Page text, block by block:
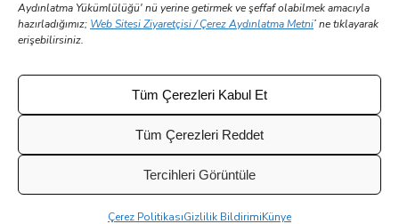
Aydınlatma Yükümlülüğü' nü yerine getirmek ve şeffaf olabilmek amacıyla
hazırladığımız; Web Sitesi Ziyaretçisi / Çerez Aydınlatma Metni’ ne tıklayarak
erişebilirsiniz.
Tüm Çerezleri Kabul Et
Tüm Çerezleri Reddet
Tercihleri Görüntüle
Çerez PolitikasıGizlilik BildirimiKünye
Trakya Teknopark Ofisi
Trakya Üniversitesi Ayşe Kadın Yerleşkesi
Merkez – Edirne / Türkiye
E-posta:info@pargesoft.com